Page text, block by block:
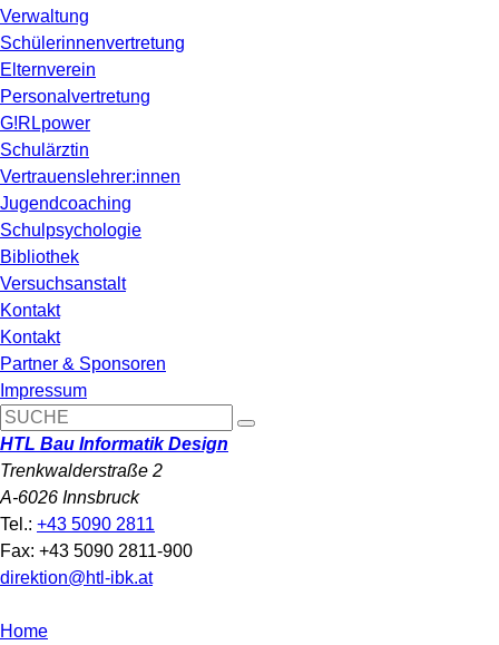
Verwaltung
Schülerinnenvertretung
Elternverein
Personalvertretung
G!RLpower
Schulärztin
Vertrauenslehrer:innen
Jugendcoaching
Schulpsychologie
Bibliothek
Versuchsanstalt
Kontakt
Kontakt
Partner & Sponsoren
Impressum
HTL Bau Informatik Design
Trenkwalderstraße 2
A-6026 Innsbruck
Tel.: +43 5090 2811
Fax: +43 5090 2811-900
direktion@htl-ibk.at
Home